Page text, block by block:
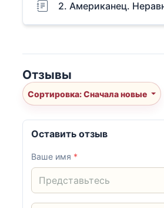
2. Американец.
Отзывы
Сортировка: Сначала новые
Оставить отзыв
Ваше имя *